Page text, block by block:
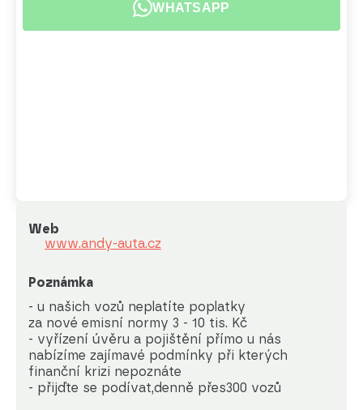
WHATSAPP
Web
www.andy-auta.cz
Poznámka
- u našich vozů neplatíte poplatky
za nové emisní normy 3 - 10 tis. Kč
- vyřízení úvěru a pojištění přímo u nás
nabízíme zajímavé podmínky při kterých
finanční krizi nepoznáte
- přijďte se podívat,denně přes300 vozů